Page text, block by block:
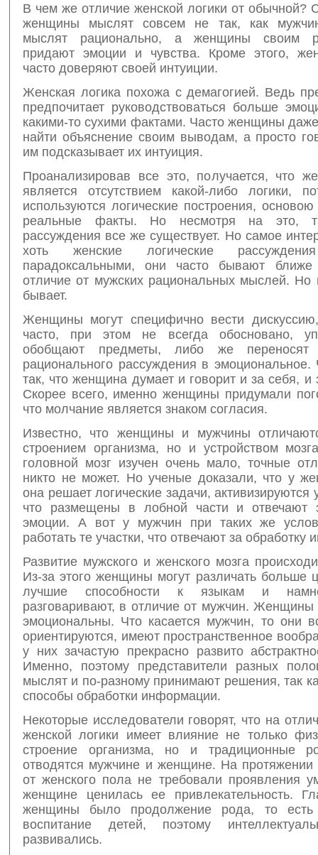
В чем же отличие женской логики от обычной?
женщины мыслят совсем не так, как
мыслят рационально, а женщины своим
придают эмоции и чувства. Кроме этого,
часто доверяют своей интуиции.
Женская логика похожа с демагогией. Ведь
предпочитает руководствоваться больше
какими-то сухими фактами. Часто женщины
найти объяснение своим выводам, а просто
им подсказывает их интуиция.
Проанализировав все это, получается, что
является отсутствием какой-либо логики,
используются логические построения,
реальные факты. Но несмотря на это,
рассуждения все же существует. Но самое
хоть женские логические
парадоксальными, они часто бывают
отличие от мужских рациональных мыслей. Но
бывает.
Женщины могут специфично вести
часто, при этом не всегда обосновано,
обобщают предметы, либо же переносят
рационального рассуждения в эмоциональное.
так, что женщина думает и говорит и за себя, и
Скорее всего, именно женщины придумали
что молчание является знаком согласия.
Известно, что женщины и мужчины
строением организма, но и устройством
головной мозг изучен очень мало, точные
никто не может. Но ученые доказали, что у
она решает логические задачи, активизируются
что размещены в лобной части и отвечают
эмоции. А вот у мужчин при таких же
работать те участки, что отвечают за обработку
Развитие мужского и женского мозга
Из-за этого женщины могут различать больше
лучшие способности к языкам и
разговаривают, в отличие от мужчин. Женщины
эмоциональны. Что касается мужчин, то они
ориентируются, имеют пространственное
у них зачастую прекрасно развито
Именно, поэтому представители разных
мыслят и по-разному принимают решения, так
способы обработки информации.
Некоторые исследователи говорят, что на
женской логики имеет влияние не только
строение организма, но и традиционные
отводятся мужчине и женщине. На протяжении
от женского пола не требовали проявления
женщине ценилась ее привлекательность.
женщины было продолжение рода, то
воспитание детей, поэтому
развивались.